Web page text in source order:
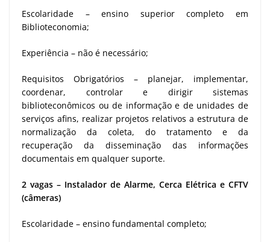
Escolaridade – ensino superior completo em
Biblioteconomia;
Experiência – não é necessário;
Requisitos Obrigatórios – planejar, implementar,
coordenar, controlar e dirigir sistemas
biblioteconômicos ou de informação e de unidades de
serviços afins, realizar projetos relativos a estrutura de
normalização da coleta, do tratamento e da
recuperação da disseminação das informações
documentais em qualquer suporte.
2 vagas – Instalador de Alarme, Cerca Elétrica e CFTV
(câmeras)
Escolaridade – ensino fundamental completo;